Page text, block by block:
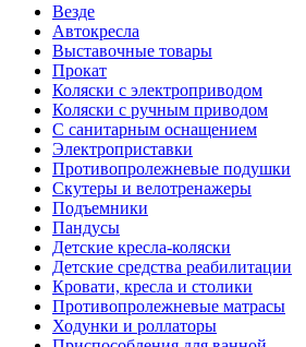
Везде
Автокресла
Выставочные товары
Прокат
Коляски с электроприводом
Коляски с ручным приводом
С санитарным оснащением
Электроприставки
Противопролежневые подушки
Скутеры и велотренажеры
Подъемники
Пандусы
Детские кресла-коляски
Детские средства реабилитации
Кровати, кресла и столики
Противопролежневые матрасы
Ходунки и роллаторы